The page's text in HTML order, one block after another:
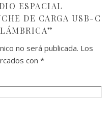
ESPACIAL
DE CARGA USB-C
no será publicada. Los
con *